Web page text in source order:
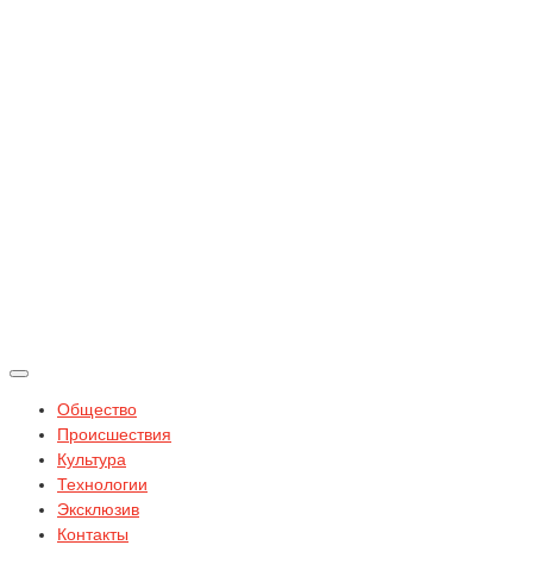
Общество
Происшествия
Культура
Технологии
Эксклюзив
Контакты